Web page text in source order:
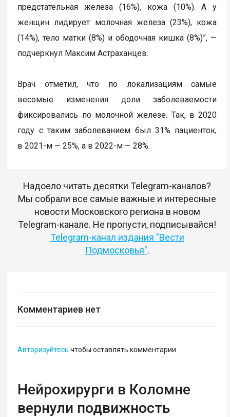
предстательная железа (16%), кожа (10%). А у
женщин лидирует молочная железа (23%), кожа
(14%), тело матки (8%) и ободочная кишка (8%)”, —
подчеркнул Максим Астраханцев.
Врач отметил, что по локализациям самые
весомые изменения доли заболеваемости
фиксировались по молочной железе. Так, в 2020
году с таким заболеванием был 31% пациенток,
в 2021-м — 25%, а в 2022-м — 28%.
Надоело читать десятки Telegram-каналов?
Мы собрали все самые важные и интересные
новости Московского региона в новом
Telegram-канале. Не пропусти, подписывайся!
Telegram-канал издания "Вести
Подмосковья".
Комментариев нет
Авторизуйтесь чтобы оставлять комментарии
Нейрохирурги в Коломне
вернули подвижность